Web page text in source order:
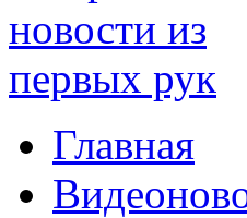
Главная